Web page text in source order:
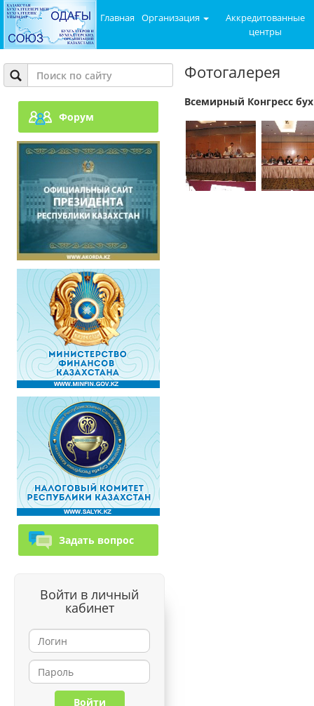
Главная Организация
Аккредитованные
центры
Форум
Задать вопрос
Войти в личный
кабинет
Фотогалерея
Всемирный Конгресс